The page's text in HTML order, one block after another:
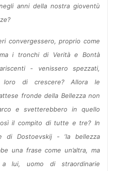
anni della nostra gioventù
convergessero, proprio come
i tronchi di Verità e Bontà
- venissero spezzati,
loro di crescere? Allora le
fronde della Bellezza non
e svetterebbero in quello
il compito di tutte e tre? In
di Dostoevskij - ‘la bellezza
una frase come un’altra, ma
lui, uomo di straordinarie